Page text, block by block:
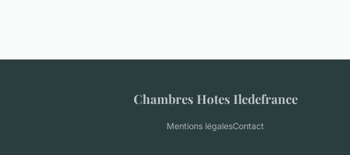
Chambres Hotes Iledefrance
Mentions légalesContact